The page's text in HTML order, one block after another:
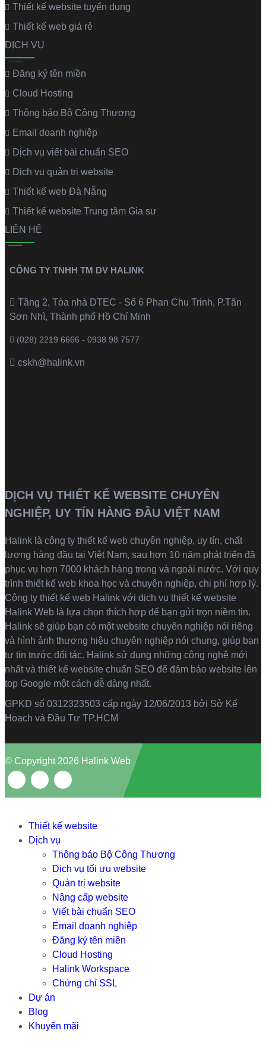
Thiết kế website tuyển dụng
Thiết kế web giá rẻ
DỊCH VỤ
Đăng ký tên miền
Cloud Hosting
Thông báo Bộ Công Thương
Email doanh nghiệp
Dịch vụ viết bài chuẩn SEO
Dịch vụ quản trị website
Thiết kế web Đà Nẵng
Thiết kế website Trung tâm Gia sư
LIÊN HỆ
CÔNG TY TNHH TM DV HALINK
Tầng 2, Tòa nhà DTEC - Số 6 Phan Chu Trinh, P.Tân
Sơn Nhì, Thành phố Hồ Chí Minh
(028) 2219 6666 - 0938 98 7577
cskh@halink.vn
DỊCH VỤ THIẾT KẾ WEBSITE CHUYÊN
NGHIỆP, UY TÍN HÀNG ĐẦU VIỆT NAM
Halink là công ty thiết kế web chuyên nghiệp, uy tín, chất
lượng hàng đầu tại Việt Nam, sau hơn 10 năm phát triển đã
phục vụ hơn 7000 khách hàng trong và ngoài nước. Với quy
trình thiết kế web khoa học và chuyên nghiệp, chi phí hợp lý.
Công ty thiết kế web Halink với dịch vụ thiết kế website
Halink Web là lựa chọn thích hợp để bạn gửi trọn niềm tin.
Halink sẽ giúp bạn có một website chuyên nghiệp nói riêng
và hình ảnh thương hiệu chuyên nghiệp nói chung, giúp bạn
tự tin trước đối tác. Halink sử dụng những công nghệ mới
nhất và thiết kế website chuẩn SEO để đảm bảo website lên
top Google một cách dễ dàng nhất.
GPKD số 0312323503 cấp ngày 12/06/2013 bởi Sở Kế
Hoạch và Đầu Tư TP.HCM
© Copyright 2026 Halink Web
Thiết kế website
Dịch vụ
Thông báo Bộ Công Thương
Dịch vụ tối ưu website
Quản trị website
Nâng cấp website
Viết bài chuẩn SEO
Email doanh nghiệp
Đăng ký tên miền
Cloud Hosting
Halink Workspace
Chứng chỉ SSL
Dự án
Blog
Khuyến mãi